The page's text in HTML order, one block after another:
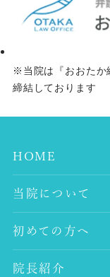
※当院は『おおたか
締結しております
HOME
当院について
初めての方へ
院長紹介